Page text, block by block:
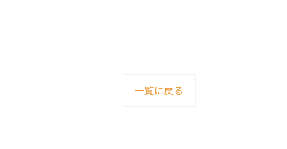
一覧に戻る